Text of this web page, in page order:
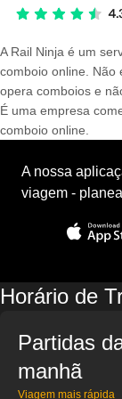
A Rail Ninja é um
comboio online. Não
opera comboios e
É uma empresa
comboio online.
A nossa
viagem -
Horário de
Partidas
manhã
Viagem mais rápida